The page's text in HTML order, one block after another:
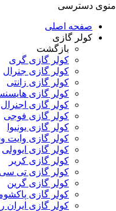
منوی دسترسی
صفحه اصلی
کولر گازی
بازگشت
کولر گازی گری
کولر گازی جنرال
کولر گازی زانتی
کولر گازی
کولر گازی اجنرال
کولر گازی فوجی
کولر گازی یونیوا
کولر گازی وایت
کولر گازی ایوولی
کولر گازی کریر
کولر گازی تی
کولر گازی گرین
کولر گازی
کولر گازی ایران